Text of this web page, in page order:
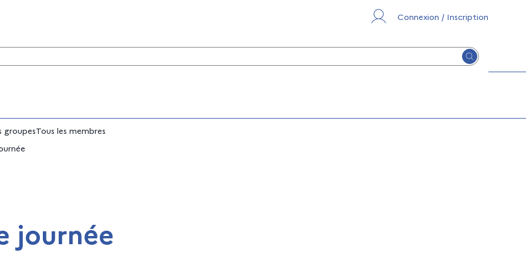
Connexion / Inscription
groupesTous les membres
Lancer la
journée